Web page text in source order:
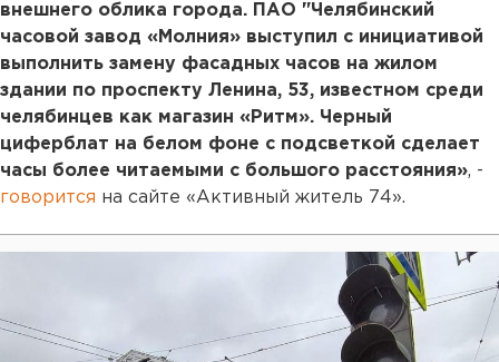
внешнего облика города. ПАО "Челябинский
часовой завод «Молния» выступил с инициативой
выполнить замену фасадных часов на жилом
здании по проспекту Ленина, 53, известном среди
челябинцев как магазин «Ритм». Черный
циферблат на белом фоне с подсветкой сделает
часы более читаемыми с большого расстояния», -
говорится на сайте «Активный житель 74».